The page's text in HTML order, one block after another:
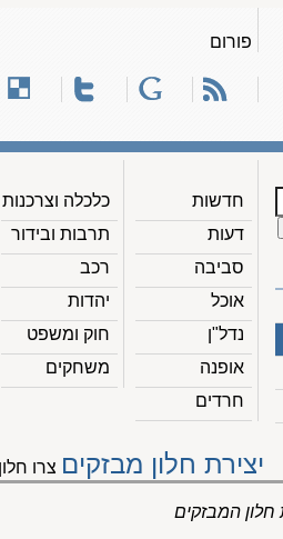
פורום
חדשות
דעות
סביבה
אוכל
נדל"ן
אופנה
חרדים
כלכלה וצרכנות
תרבות ובידור
רכב
יהדות
חוק ומשפט
משחקים
יצירת חלון מבזקים צרו
חלון המבזקים